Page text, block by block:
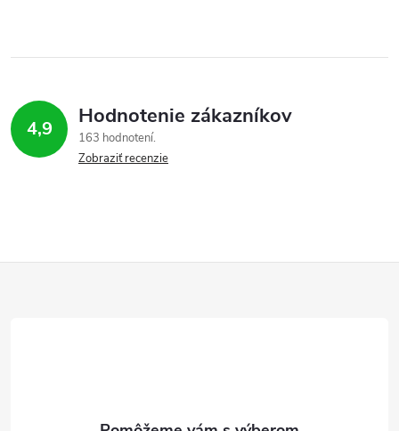
p
r
v 4,9 Hodnotenie zákazníkov
163 hodnotení
Zobraziť recenzie